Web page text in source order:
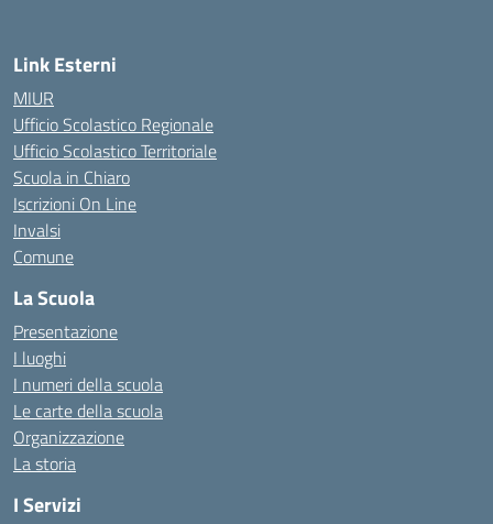
Link Esterni
MIUR
Ufficio Scolastico Regionale
Ufficio Scolastico Territoriale
Scuola in Chiaro
Iscrizioni On Line
Invalsi
Comune
La Scuola
Presentazione
I luoghi
I numeri della scuola
Le carte della scuola
Organizzazione
La storia
I Servizi